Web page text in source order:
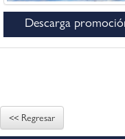
Descarga
<< Regresar